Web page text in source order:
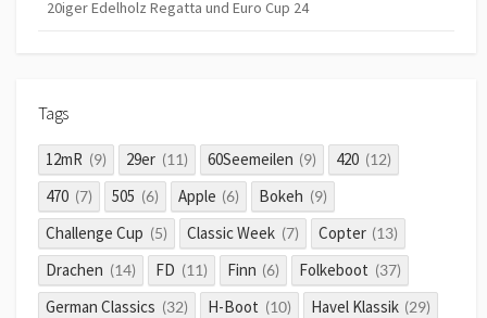
20iger Edelholz Regatta und Euro Cup 24
Tags
12mR (9) 29er (11) 60Seemeilen (9) 420 (12)
470 (7) 505 (6) Apple (6) Bokeh (9)
Challenge Cup (5) Classic Week (7) Copter (13)
Drachen (14) FD (11) Finn (6) Folkeboot (37)
German Classics (32) H-Boot (10) Havel Klassik (29)